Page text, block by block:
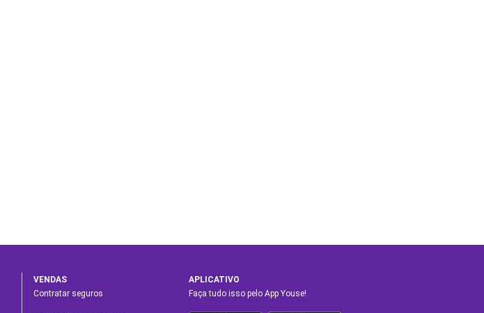
VENDAS
Contratar seguros
APLICATIVO
Faça tudo isso pelo App Youse!